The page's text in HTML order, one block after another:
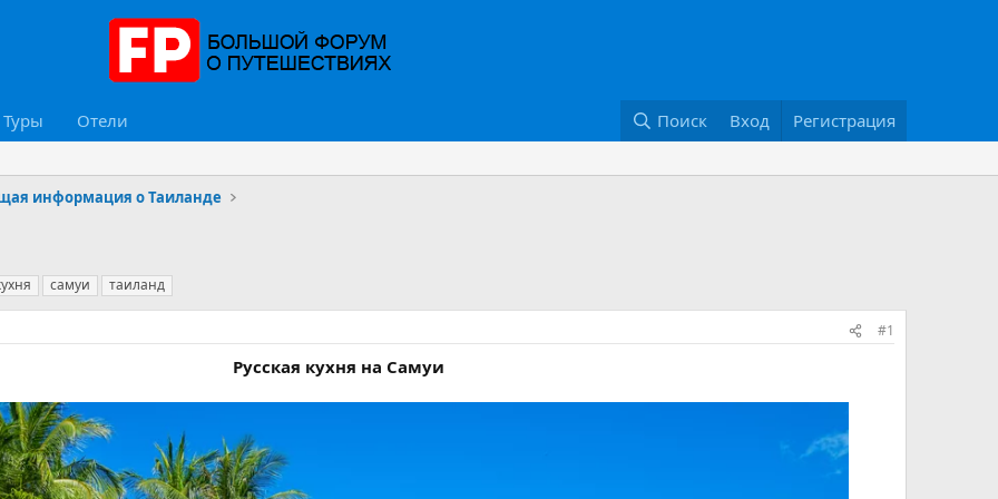
Туры Отели Поиск Вход Регистрация
информация о Таиланде
самуи таиланд
#1
Русская кухня на Самуи